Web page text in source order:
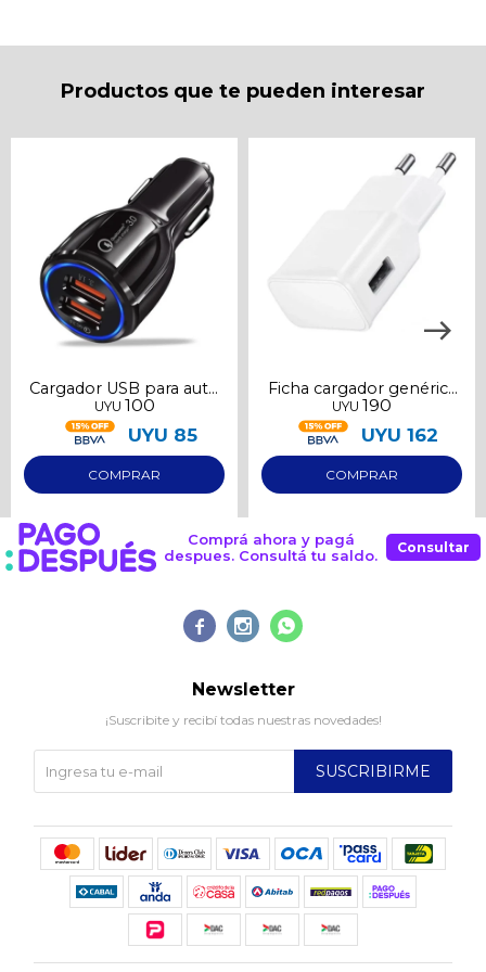
Productos que te pueden interesar
Cargador USB para auto
2 puertos 3A
UYU 100
UYU 85
Ficha cargador genérica
1a
UYU 190
UYU 162
Comprá ahora y pagá
despues. Consultá tu saldo.
Consultar
  
Newsletter
¡Suscribite y recibí todas nuestras novedades!
SUSCRIBIRME
Continuar